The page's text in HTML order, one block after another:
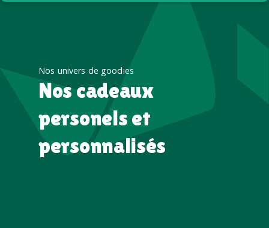
Nos univers de goodies
Nos cadeaux
personels et
personnalisés